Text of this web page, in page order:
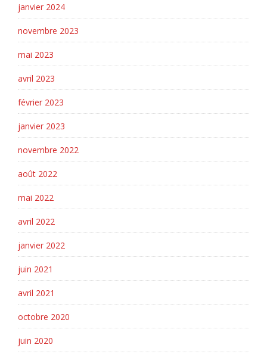
janvier 2024
novembre 2023
mai 2023
avril 2023
février 2023
janvier 2023
novembre 2022
août 2022
mai 2022
avril 2022
janvier 2022
juin 2021
avril 2021
octobre 2020
juin 2020